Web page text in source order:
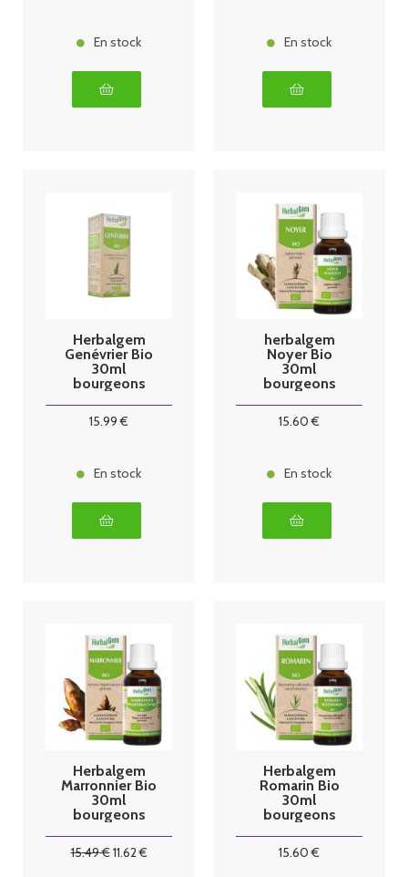
En stock En stock
Herbalgem
Genévrier Bio
30ml
bourgeons
15.99 €
En stock
herbalgem
Noyer Bio
30ml
bourgeons
15.60 €
En stock
Herbalgem
Marronnier Bio
30ml
bourgeons
15.49€11.62€
Herbalgem
Romarin Bio
30ml
bourgeons
15.60 €